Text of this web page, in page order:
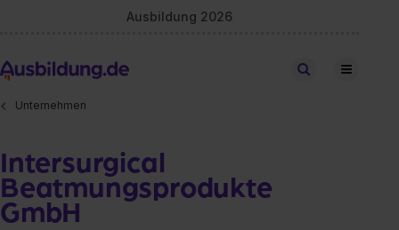
Ausbildung 2026
Stellen finden
Unternehmen
Intersurgical
Beatmungsprodukte
GmbH